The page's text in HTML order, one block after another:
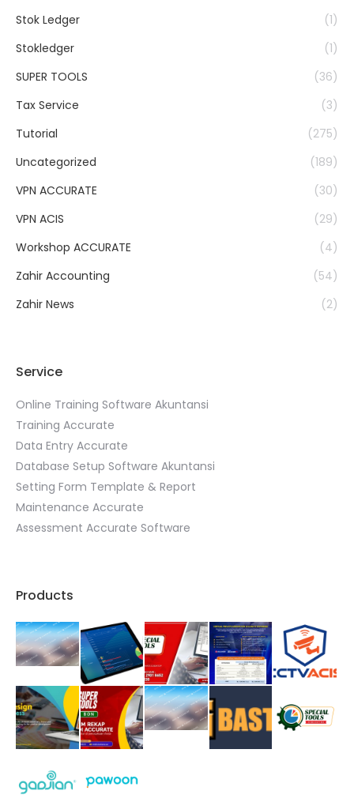
Stok Ledger
(1)
Stokledger
(1)
SUPER TOOLS
(36)
Tax Service
(3)
Tutorial
(275)
Uncategorized
(189)
VPN ACCURATE
(30)
VPN ACIS
(29)
Workshop ACCURATE
(4)
Zahir Accounting
(54)
Zahir News
(2)
Service
Online Training Software Akuntansi
Training Accurate
Data Entry Accurate
Database Setup Software Akuntansi
Setting Form Template & Report
Maintenance Accurate
Assessment Accurate Software
Products